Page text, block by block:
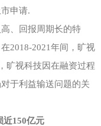
申请.
、回报周期长的特
2018-2021年间，旷视
旷视科技因在融资过程
于利益输送问题的关
近150亿元